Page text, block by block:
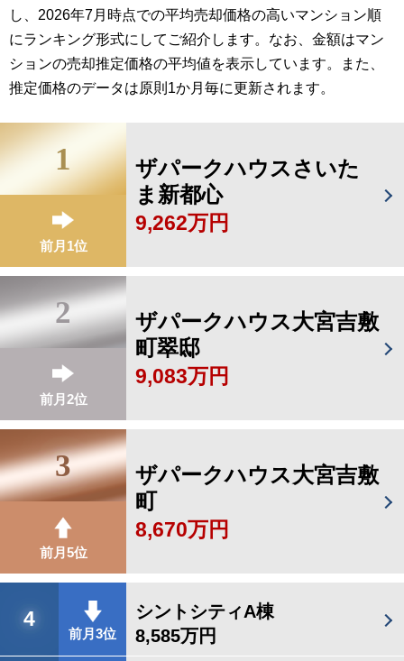
し、2026年7月時点での平均売却価格の高いマンション順
にランキング形式にしてご紹介します。なお、金額はマン
ションの売却推定価格の平均値を表示しています。また、
推定価格のデータは原則1か月毎に更新されます。
1
前月1位
ザパークハウスさいた
ま新都心
9,262万円
2
前月2位
ザパークハウス大宮吉敷
町翠邸
9,083万円
3
前月5位
ザパークハウス大宮吉敷
町
8,670万円
4
前月3位
シントシティA棟
8,585万円